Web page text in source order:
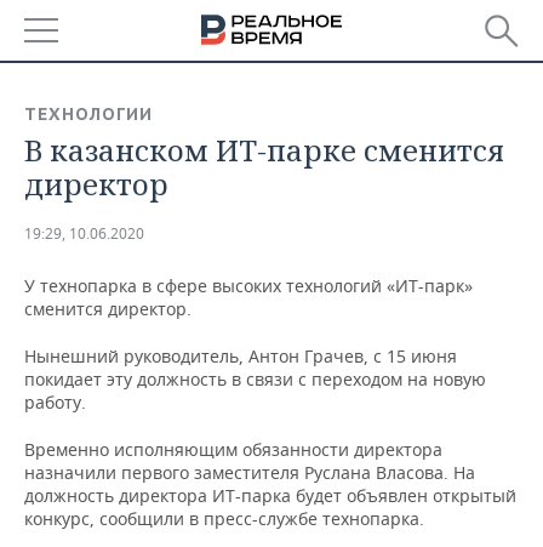
БАШКОРТОСТАН
ТАТАРСТАН
НОВОСТИ
АНАЛИТИКА
ДЕКЛАРАЦИИ О ДОХОДАХ
КОРОЛИ ГОСЗАКАЗА ПФО
КОМУ ПРИНАДЛЕЖАТ
ТОРГОВЫЕ ЦЕНТРЫ
ТАТАРСТАНА
НОВОСТИ ЭКОНОМИКИ
ФИНАНСЫ
БЮДЖЕТ
ИНВЕСТИЦИИ
ПРОМЫШЛЕННОСТЬ
НОВОСТИ
ПРОМЫШЛЕННОСТИ
АГРОПРОМ
МАШИНОСТРОЕНИЕ
НЕДВИЖИМОСТЬ
НОВОСТИ АВТО
БИЗНЕС
НОВОСТИ БИЗНЕСА
ТЕХНОЛОГИИ
ТЕХНОЛОГИИ
В казанском ИТ-парке сменится
директор
19:29, 10.06.2020
У технопарка в сфере высоких технологий «ИТ-парк»
сменится директор.
Нынешний руководитель, Антон Грачев, с 15 июня
покидает эту должность в связи с переходом на новую
работу.
Временно исполняющим обязанности директора
назначили первого заместителя Руслана Власова. На
должность директора ИТ-парка будет объявлен открытый
конкурс, сообщили в пресс-службе технопарка.